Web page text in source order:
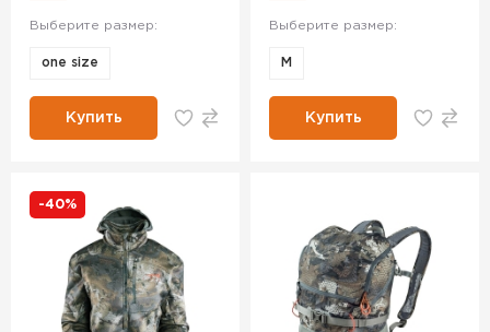
Выберите размер:
one size
Купить
Выберите размер:
M
Купить
-40%